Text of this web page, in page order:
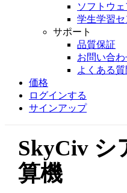
ソフトウ
学生学習セ
サポート
品質保証
お問い合わ
よくある質
価格
ログインする
サインアップ
SkyCiv シ
算機